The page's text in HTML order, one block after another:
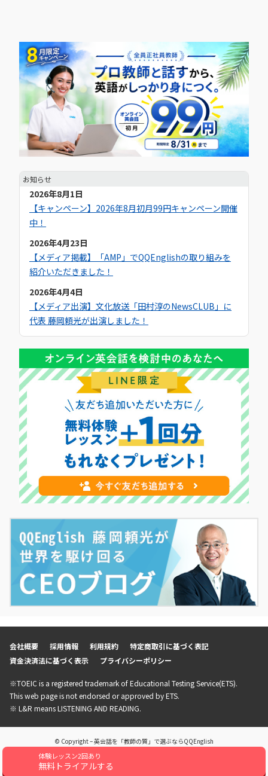
体験レッスン2回あり
無料トライアルする
お知らせ
2026年8月1日
【キャンペーン】2026年8月初月99円キャンペーン開催
中！
2026年4月23日
【メディア掲載】「AMP」でQQEnglishの取り組みを
紹介いただきました！
2026年4月4日
【メディア出演】文化放送「田村淳のNewsCLUB」に
代表 藤岡頼光が出演しました！
【メディア掲載】Yahoo!ニュースでQQEnglishのセブ
島留学について紹介いただきました！
2025年9月19日
【メディア掲載】NNA ASIAでQQEnglishのセブ島留学
について紹介いただきました！
2025年9月6日
【メディア掲載】日本経済新聞でQQEnglishのセブ島留
学について紹介いただきました！
2025年9月1日
【キャンペーン】2025年9月初月0円キャンペーン開催
中！
2025年8月11日
【メディア出演】Heart FM「QUEEN OF HERTS」に
QQEnglishマーケティングスタッフが出演しました！
2025年8月1日
【プロジェクト】「Lesson for Smile Project」実施
【キャンペーン】2025年8月初月99円キャンペーン開催
中！
会社概要 採用情報 利用規約
特定商取引に基づく表記
資金決済法に基づく表示
プライバシーポリシー
※TOEIC is a registered trademark of Educational Testing Service(ETS).
This web page is not endorsed or approved by ETS.
※ L&R means LISTENING AND READING.
© Copyright – 英会話を「教師の質」で選ぶならQQEnglish